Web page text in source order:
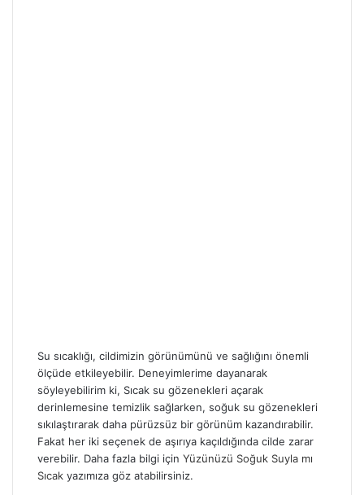
Su sıcaklığı, cildimizin görünümünü ve sağlığını önemli
ölçüde etkileyebilir. Deneyimlerime dayanarak
söyleyebilirim ki, Sıcak su gözenekleri açarak
derinlemesine temizlik sağlarken, soğuk su gözenekleri
sıkılaştırarak daha pürüzsüz bir görünüm kazandırabilir.
Fakat her iki seçenek de aşırıya kaçıldığında cilde zarar
verebilir. Daha fazla bilgi için Yüzünüzü Soğuk Suyla mı
Sıcak yazımıza göz atabilirsiniz.